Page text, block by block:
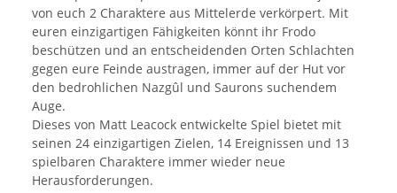
von euch 2 Charaktere aus Mittelerde verkörpert. Mit
euren einzigartigen Fähigkeiten könnt ihr Frodo
beschützen und an entscheidenden Orten Schlachten
gegen eure Feinde austragen, immer auf der Hut vor
den bedrohlichen Nazgûl und Saurons suchendem
Auge.
Dieses von Matt Leacock entwickelte Spiel bietet mit
seinen 24 einzigartigen Zielen, 14 Ereignissen und 13
spielbaren Charaktere immer wieder neue
Herausforderungen.